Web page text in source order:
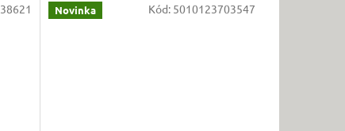
Novinka Kód: 5010123703547